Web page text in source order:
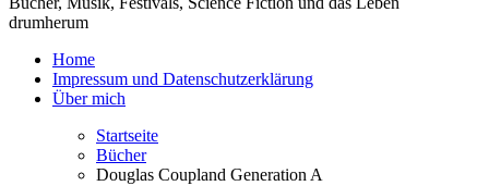
drumherum
Home
Impressum und Datenschutzerklärung
Über mich
Startseite
Bücher
Douglas Coupland Generation A